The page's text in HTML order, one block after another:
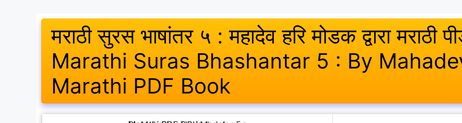
मराठी सुरस भाषांतर ५ : महादेव हरि मोडक द्वारा मराठी
Marathi Suras Bhashantar 5 : By
Marathi PDF Book